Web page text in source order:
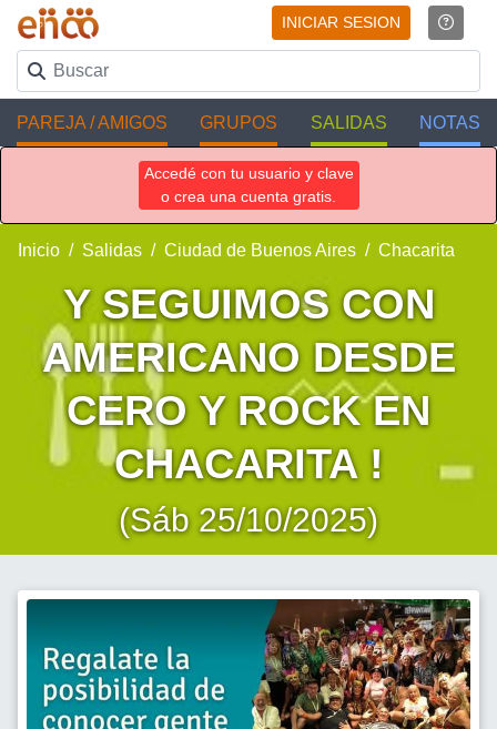
INICIAR SESION
PAREJA / AMIGOS GRUPOS SALIDAS NOTAS
Accedé con tu usuario y clave
o crea una cuenta gratis.
Inicio Salidas Ciudad de Buenos Aires Chacarita
Y SEGUIMOS CON
AMERICANO DESDE
CERO Y ROCK EN
CHACARITA !
(Sáb 25/10/2025)